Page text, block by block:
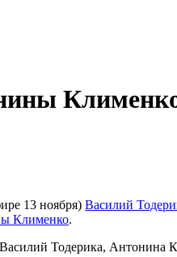
13 ноября)Василий
Клименко.